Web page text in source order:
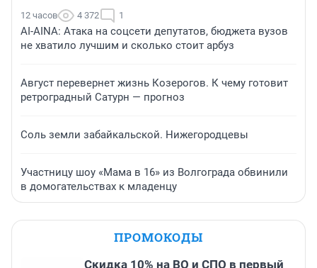
12 часов 4 372 1
AI-AINA: Атака на соцсети депутатов, бюджета вузов
не хватило лучшим и сколько стоит арбуз
Август перевернет жизнь Козерогов. К чему готовит
ретроградный Сатурн — прогноз
Соль земли забайкальской. Нижегородцевы
Участницу шоу «Мама в 16» из Волгограда обвинили
в домогательствах к младенцу
ПРОМОКОДЫ
Скидка 10% на ВО и СПО в первый